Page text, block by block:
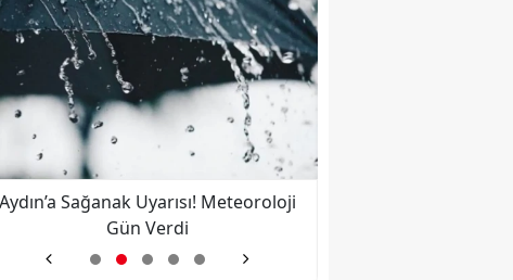
Aydın’a Sağanak Uyarısı! Meteoroloji
Gün Verdi